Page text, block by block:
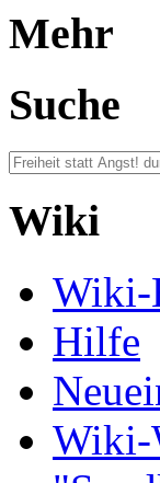
Mehr
Suche
Wiki
Wiki-
Hilfe
Wiki-